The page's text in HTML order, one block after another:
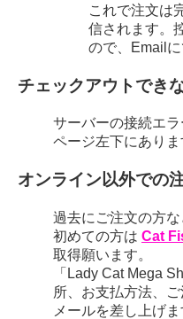
これで注文は
信されます。
ので、Emailに
チェックアウトでき
サーバーの接続エ
ページ左下にあり
オンライン以外での
過去にご注文の方
初めての方は Cat
取得願います。
「Lady Cat Mega
所、お支払方法、
メールを差し上げ